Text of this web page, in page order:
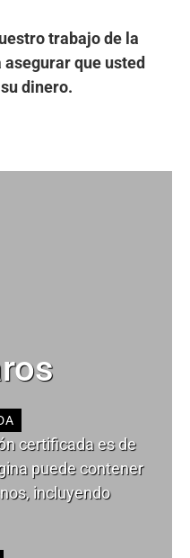
trabajo de la
que usted
dinero.
certificada es de
puede contener
incluyendo